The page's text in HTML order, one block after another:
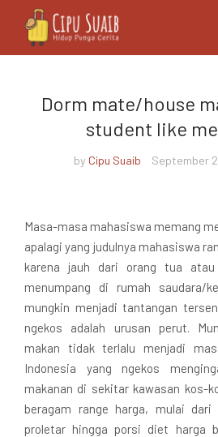
Dorm mate/house
student like me
by Cipu Suaib September
Masa-masa mahasiswa memang
apalagi yang judulnya mahasiswa
karena jauh dari orang tua
menumpang di rumah saudara/
mungkin menjadi tantangan
ngekos adalah urusan perut.
makan tidak terlalu menjadi
Indonesia yang ngekos
makanan di sekitar kawasan kos-
beragam range harga, mulai
proletar hingga porsi diet harga